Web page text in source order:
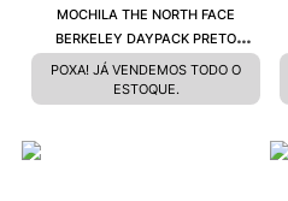
MOCHILA THE NORTH FACE
BERKELEY DAYPACK PRETO
52VQASX
POXA! JÁ VENDEMOS TODO O
ESTOQUE.